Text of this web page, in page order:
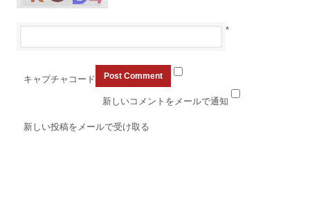
キャプチャコード
*
新しいコメントをメールで通知
新しい投稿をメールで受け取る